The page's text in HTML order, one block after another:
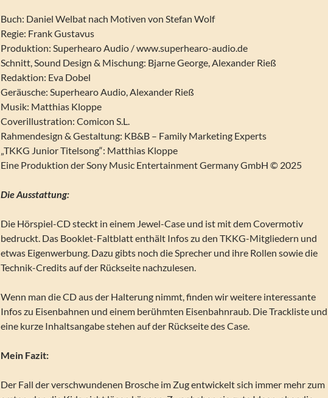
Buch: Daniel Welbat nach Motiven von Stefan Wolf
Regie: Frank Gustavus
Produktion: Superhearo Audio / www.superhearo-audio.de
Schnitt, Sound Design & Mischung: Bjarne George, Alexander Rieß
Redaktion: Eva Dobel
Geräusche: Superhearo Audio, Alexander Rieß
Musik: Matthias Kloppe
Coverillustration: Comicon S.L.
Rahmendesign & Gestaltung: KB&B – Family Marketing Experts
„TKKG Junior Titelsong“: Matthias Kloppe
Eine Produktion der Sony Music Entertainment Germany GmbH © 2025
Die Ausstattung:
Die Hörspiel-CD steckt in einem Jewel-Case und ist mit dem Covermotiv
bedruckt. Das Booklet-Faltblatt enthält Infos zu den TKKG-Mitgliedern und
etwas Eigenwerbung. Dazu gibts noch die Sprecher und ihre Rollen sowie die
Technik-Credits auf der Rückseite nachzulesen.
Wenn man die CD aus der Halterung nimmt, finden wir weitere interessante
Infos zu Eisenbahnen und einem berühmten Eisenbahnraub. Die Trackliste und
eine kurze Inhaltsangabe stehen auf der Rückseite des Case.
Mein Fazit:
Der Fall der verschwundenen Brosche im Zug entwickelt sich immer mehr zum